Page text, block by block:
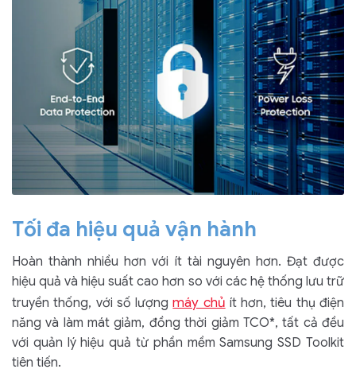
Tối đa hiệu quả vận hành
Hoàn thành nhiều hơn với ít tài nguyên hơn. Đạt được
hiệu quả và hiệu suất cao hơn so với các hệ thống lưu trữ
truyền thống, với số lượngmáy chủ ít hơn, tiêu thụ điện
năng và làm mát giảm, đồng thời giảm TCO*, tất cả đều
với quản lý hiệu quả từ phần mềm Samsung SSD Toolkit
tiên tiến.